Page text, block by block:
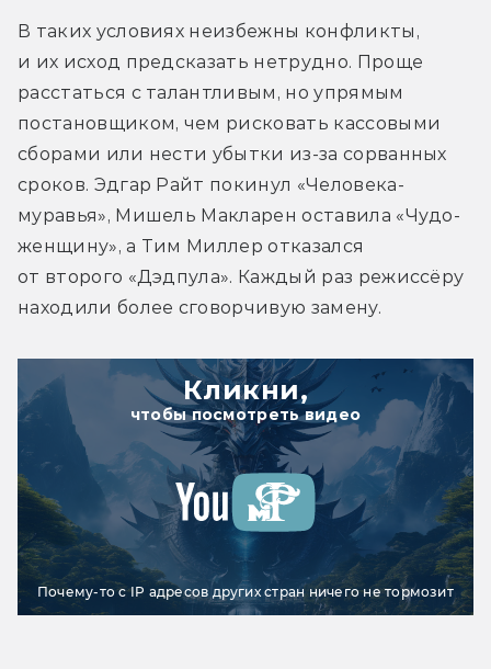
В таких условиях неизбежны конфликты,
и их исход предсказать нетрудно. Проще
расстаться с талантливым, но упрямым
постановщиком, чем рисковать кассовыми
сборами или нести убытки из-за сорванных
сроков. Эдгар Райт покинул «Человека-
муравья», Мишель Макларен оставила «Чудо-
женщину», а Тим Миллер отказался
от второго «Дэдпула». Каждый раз режиссёру
находили более сговорчивую замену.
Кликни,
чтобы посмотреть видео
Почему-то с IP адресов других стран ничего не тормозит